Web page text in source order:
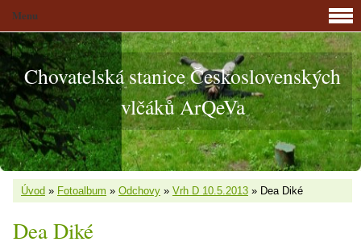
Chovatelská stanice Československých
vlčáků ArQeVa
Úvod » Fotoalbum » Odchovy » Vrh D 10.5.2013 » Dea Diké
Dea Diké
Menu